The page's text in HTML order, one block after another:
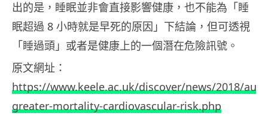
出的是，睡眠並非會直接影響健康，也不能為「睡
眠超過 8 小時就是早死的原因」下結論，但可透視
「睡過頭」或者是健康上的一個潛在危險訊號。
原文網址：
https://www.keele.ac.uk/discover/news/2018/
greater-mortality-cardiovascular-risk.php